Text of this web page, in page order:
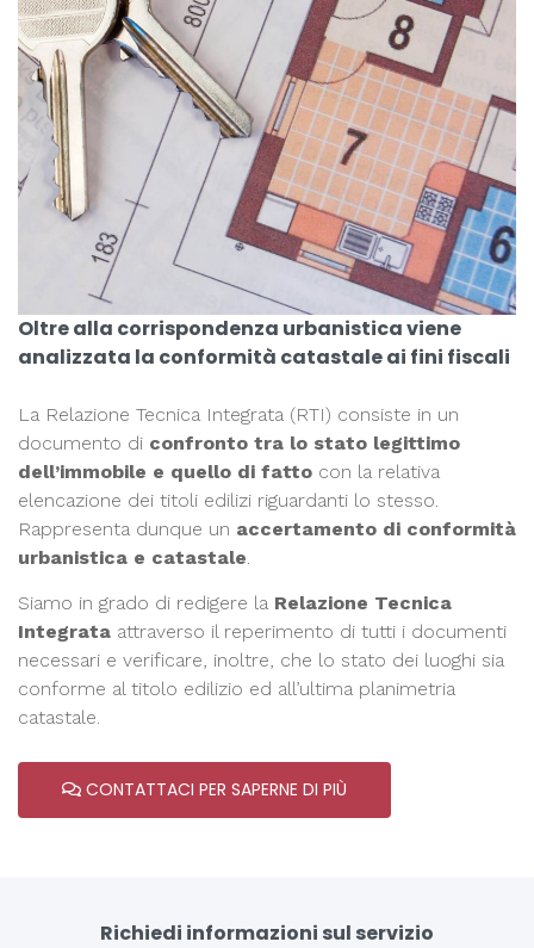
Oltre alla corrispondenza urbanistica viene
analizzata la conformità catastale ai fini fiscali
La Relazione Tecnica Integrata (RTI) consiste in un
documento di confronto tra lo stato legittimo
dell’immobile e quello di fatto con la relativa
elencazione dei titoli edilizi riguardanti lo stesso.
Rappresenta dunque un accertamento di conformità
urbanistica e catastale
Siamo in grado di redigere la Relazione Tecnica
Integrata attraverso il reperimento di tutti i documenti
necessari e verificare, inoltre, che lo stato dei luoghi sia
conforme al titolo edilizio ed all’ultima planimetria
catastale.
CONTATTACI PER SAPERNE DI PIÙ
Richiedi informazioni sul servizio